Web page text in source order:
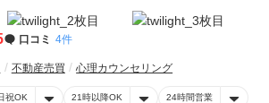
口コミ 4件
不動産売買 心理カウンセリング
祝OK 21時以降OK 24時間営業